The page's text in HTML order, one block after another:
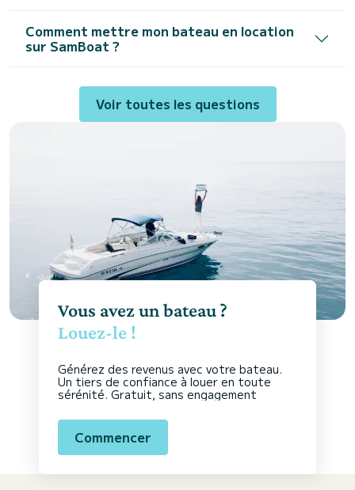
Comment mettre mon bateau en location
sur SamBoat ?
Voir toutes les questions
Vous avez un bateau ?
Louez-le !
Générez des revenus avec votre bateau.
Un tiers de confiance à louer en toute
sérénité. Gratuit, sans engagement
Commencer